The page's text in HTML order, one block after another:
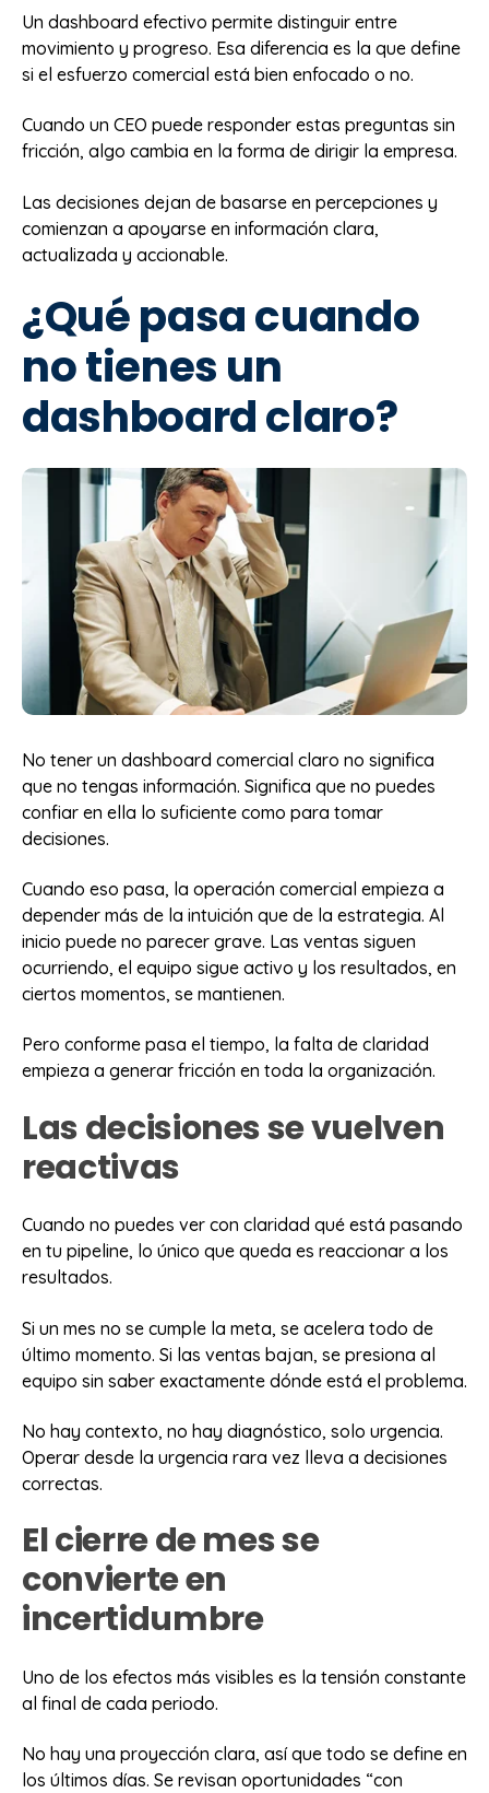
Un dashboard efectivo permite distinguir entre
movimiento y progreso. Esa diferencia es la que define
si el esfuerzo comercial está bien enfocado o no.
Cuando un CEO puede responder estas preguntas sin
fricción, algo cambia en la forma de dirigir la empresa.
Las decisiones dejan de basarse en percepciones y
comienzan a apoyarse en información clara,
actualizada y accionable.
¿Qué pasa cuando
no tienes un
dashboard claro?
No tener un dashboard comercial claro no significa
que no tengas información. Significa que no puedes
confiar en ella lo suficiente como para tomar
decisiones.
Cuando eso pasa, la operación comercial empieza a
depender más de la intuición que de la estrategia. Al
inicio puede no parecer grave. Las ventas siguen
ocurriendo, el equipo sigue activo y los resultados, en
ciertos momentos, se mantienen.
Pero conforme pasa el tiempo, la falta de claridad
empieza a generar fricción en toda la organización.
Las decisiones se vuelven
reactivas
Cuando no puedes ver con claridad qué está pasando
en tu pipeline, lo único que queda es reaccionar a los
resultados.
Si un mes no se cumple la meta, se acelera todo de
último momento. Si las ventas bajan, se presiona al
equipo sin saber exactamente dónde está el problema.
No hay contexto, no hay diagnóstico, solo urgencia.
Operar desde la urgencia rara vez lleva a decisiones
correctas.
El cierre de mes se
convierte en
incertidumbre
Uno de los efectos más visibles es la tensión constante
al final de cada periodo.
No hay una proyección clara, así que todo se define en
los últimos días. Se revisan oportunidades “con